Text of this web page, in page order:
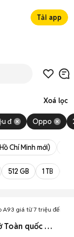
Tải app
Xoá lọc
đ Oppo
Chí Minh mới)
512 GB 1 TB
A93 giá từ 7 triệu đến 10
Điện thoại Oppo A93 giá 7 - 10 triệu ở Toàn quốc máy bền đẹp